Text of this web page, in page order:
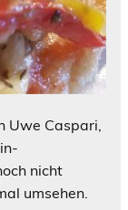
Uwe Caspari,
nicht
umsehen.